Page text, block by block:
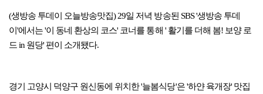
(생방송 투데이 오늘방송맛집) 29일 저녁 방송된 SBS '생방송 투데
이'에서는 '이 동네 환상의 코스' 코너를 통해 ' 활기를 더해 봄! 보양 로
드 in 원당' 편이 소개됐다.
경기 고양시 덕양구 원신동에 위치한 '늘봄식당'은 '하얀 육개장' 맛집